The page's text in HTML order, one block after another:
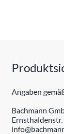
Angaben
Bachmann